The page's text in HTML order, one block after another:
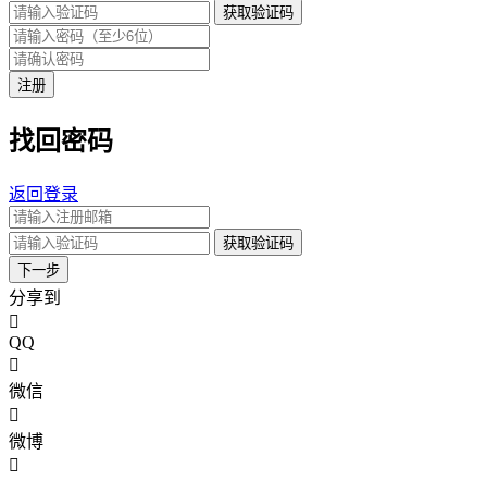
获取验证码
注册
找回密码
返回登录
获取验证码
下一步
分享到
QQ
微信
微博